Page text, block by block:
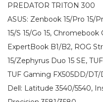
PREDATOR TRITON 300
ASUS: Zenbook 15/Pro 15/
15/S 15/Go 15, Chromebook
ExpertBook B1/B2, ROG
15/Zephyrus Duo 15 SE,
TUF Gaming FX505DD/DT/
Dell: Latitude 3540/5540,